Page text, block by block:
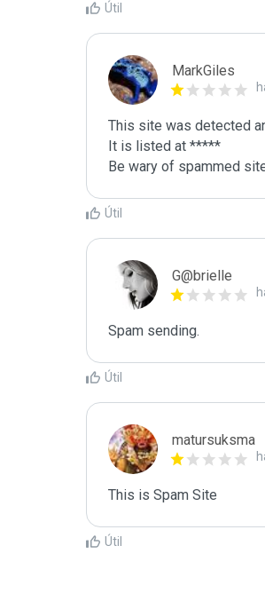
Útil
MarkGiles
This site was detected
It is listed at *****
Be wary of spammed
Útil
G@brielle
Spam sending.
Útil
matursuksma
This is Spam Site
Útil